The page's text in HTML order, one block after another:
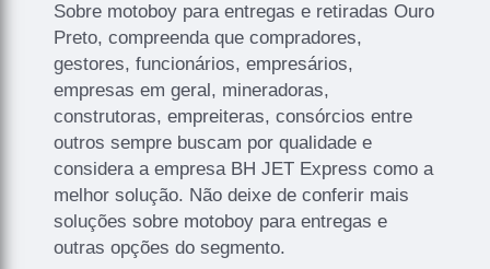
Sobre motoboy para entregas e retiradas Ouro
Preto, compreenda que compradores,
gestores, funcionários, empresários,
empresas em geral, mineradoras,
construtoras, empreiteras, consórcios entre
outros sempre buscam por qualidade e
considera a empresa BH JET Express como a
melhor solução. Não deixe de conferir mais
soluções sobre motoboy para entregas e
outras opções do segmento.